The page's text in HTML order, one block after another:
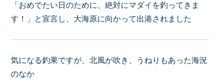
「おめでたい日のために、絶対にマダイを釣ってきま
す！」と宣言し、大海原に向かって出港されました
気になる釣果ですが、北風が吹き、うねりもあった海況
のなか